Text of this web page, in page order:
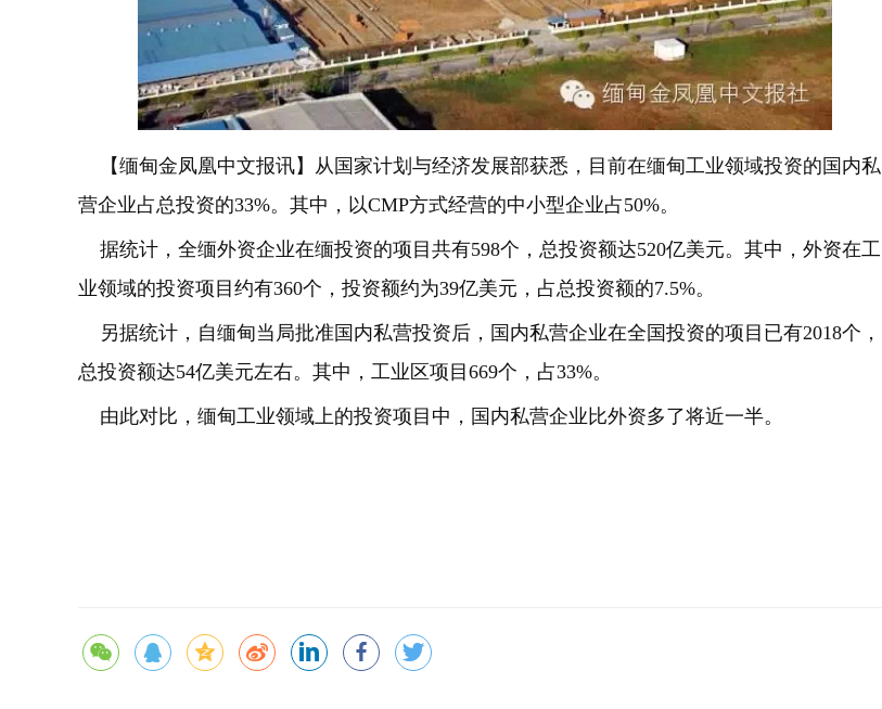
【缅甸金凤凰中文报讯】从国家计划与经济发展部获悉，目前在缅甸工业领域投资的国内私
营企业占总投资的33%。其中，以CMP方式经营的中小型企业占50%。
据统计，全缅外资企业在缅投资的项目共有598个，总投资额达520亿美元。其中，外资在工
业领域的投资项目约有360个，投资额约为39亿美元，占总投资额的7.5%。
另据统计，自缅甸当局批准国内私营投资后，国内私营企业在全国投资的项目已有2018个，
总投资额达54亿美元左右。其中，工业区项目669个，占33%。
由此对比，缅甸工业领域上的投资项目中，国内私营企业比外资多了将近一半。